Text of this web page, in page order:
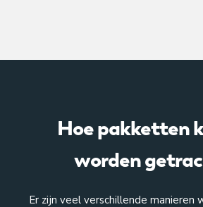
Hoe pakketten
worden
Er zijn veel verschillende manieren